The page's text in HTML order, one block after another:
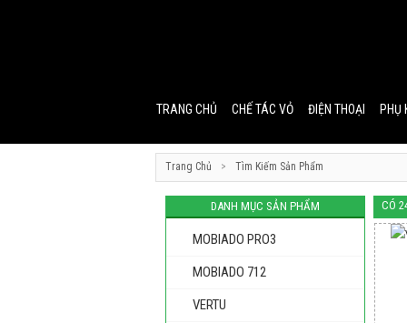
TRANG CHỦ CHẾ TÁC VỎ ĐIỆN THOẠI PHỤ
Trang Chủ > Tìm Kiếm Sản Phẩm
DANH MỤC SẢN PHẨM
MOBIADO PRO3
MOBIADO 712
VERTU
CÓ